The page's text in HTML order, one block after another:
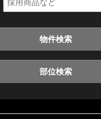
物件検索
部位検索